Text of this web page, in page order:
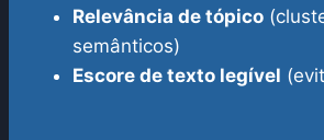
Relevância de tópico
semânticos)
Escore de texto legível